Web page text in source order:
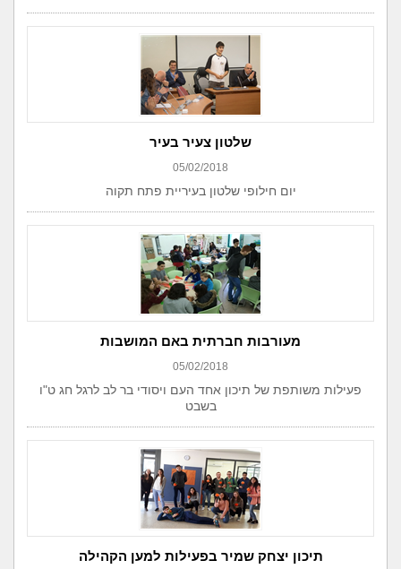
שלטון צעיר בעיר
05/02/2018
יום חילופי שלטון בעיריית פתח תקוה
מעורבות חברתית באם המושבות
05/02/2018
פעילות משותפת של תיכון אחד העם ויסודי בר לב לרגל חג ט"ו
בשבט
תיכון יצחק שמיר בפעילות למען הקהילה